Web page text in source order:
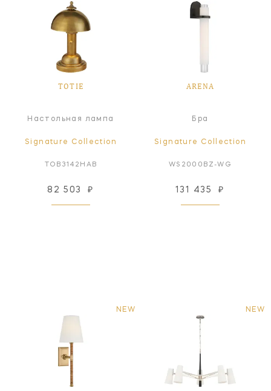
TOTIE
Настольная лампа
Signature Collection
TOB3142HAB
82 503 ₽
ARENA
Бра
Signature Collection
WS2000BZ-WG
131 435 ₽
NEW NEW